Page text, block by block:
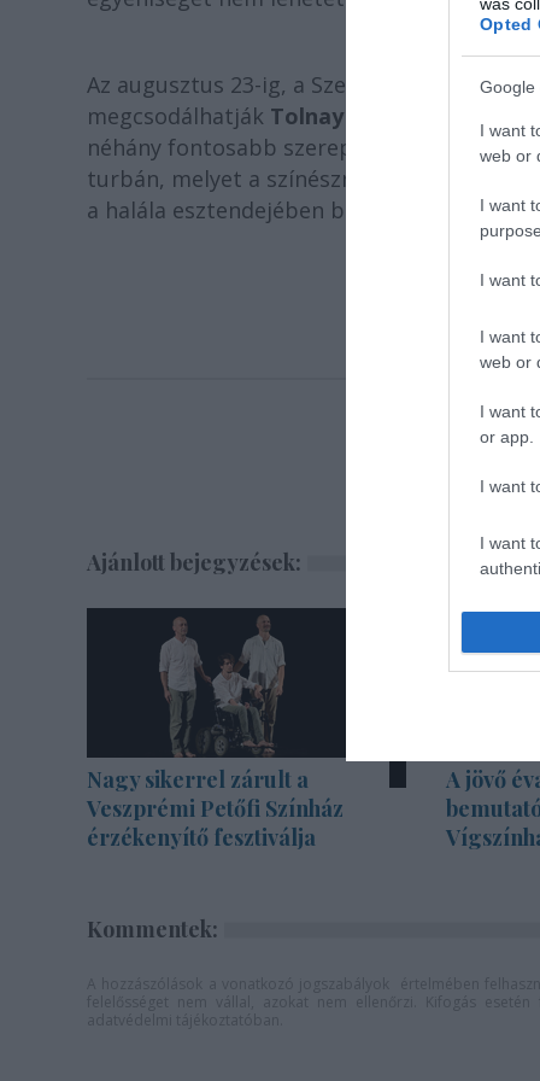
Opted
Google
I want
web or
I want
I want
I want
web or
I want
or app.
I want
I want
Az augusztus 23-ig, a Szegedi Szabadtéri
megcsodálhatják Tolnay Klári
több
néhány fontosabb szerepét bemutató
turbán, melyet a színésznő 1946-ban, az
a halála esztendejében bemutatott
Ajánlott bejegyzések:
Nagy sikerrel zárult a
Veszprémi Petőfi Színház
érzékenyítő fesztiválja
A jövő
Kommentek: